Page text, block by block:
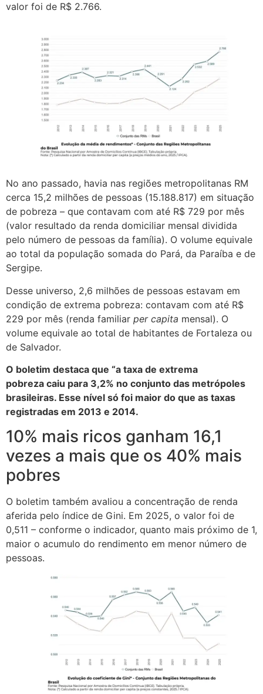
valor foi de R$ 2.766.
No ano passado, havia nas regiões metropolitanas RM
cerca 15,2 milhões de pessoas (15.188.817) em situação
de pobreza – que contavam com até R$ 729 por mês
(valor resultado da renda domiciliar mensal dividida
pelo número de pessoas da família). O volume equivale
ao total da população somada do Pará, da Paraíba e de
Sergipe.
Desse universo, 2,6 milhões de pessoas estavam em
condição de extrema pobreza: contavam com até R$
229 por mês (renda familiar per capita mensal). O
volume equivale ao total de habitantes de Fortaleza ou
de Salvador.
O boletim destaca que “a taxa de extrema
pobreza caiu para 3,2% no conjunto das metrópoles
brasileiras. Esse nível só foi maior do que as taxas
registradas em 2013 e 2014.
10% mais ricos ganham 16,1
vezes a mais que os 40% mais
pobres
O boletim também avaliou a concentração de renda
aferida pelo índice de Gini. Em 2025, o valor foi de
0,511 – conforme o indicador, quanto mais próximo de 1,
maior o acumulo do rendimento em menor número de
pessoas.